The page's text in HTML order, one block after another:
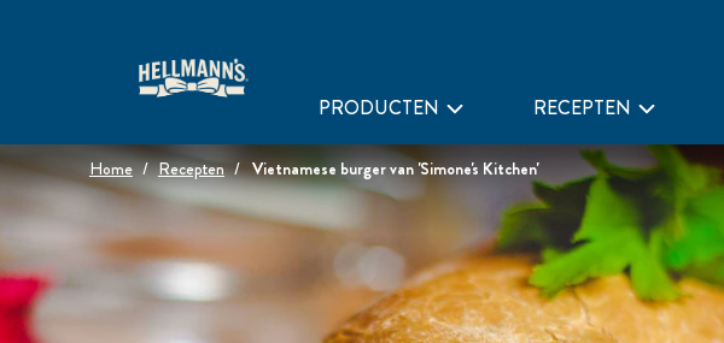
PRODUCTEN RECEPTEN
Home Recepten Vietnamese burger van 'Simone's Kitchen'